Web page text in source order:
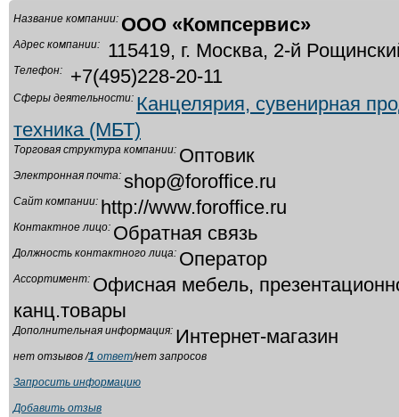
Название компании: ООО «Компсервис»
Адрес компании: 115419, г. Москва, 2-й
Телефон: +7(495)228-20-11
Сферы деятельности: Канцелярия, сувенирная
техника (МБТ)
Торговая структура компании: Оптовик
Электронная почта: shop@foroffice.ru
Сайт компании: http://www.foroffice.ru
Контактное лицо: Обратная связь
Должность контактного лица: Оператор
Ассортимент: Офисная мебель,
канц.товары
Дополнительная информация: Интернет-магазин
нет отзывов /1 ответ/нет запросов
Запросить информацию
Добавить отзыв